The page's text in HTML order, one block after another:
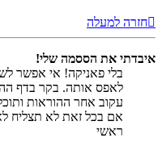
חזרה למעלה
איבדתי את הססמה שלי!
בלי פאניקה! אי אפשר
לאפס אותה. בקר בדף
עקוב אחר ההוראות
אם בכל זאת לא תצליח
ראשי